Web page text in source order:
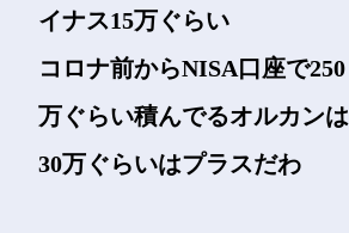
イナス15万ぐらい
コロナ前からNISA口座で250
万ぐらい積んでるオルカンは
30万ぐらいはプラスだわ